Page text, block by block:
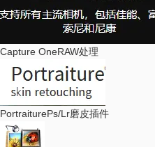
Capture OneRAW处理
PortraiturePs/Lr磨皮插件